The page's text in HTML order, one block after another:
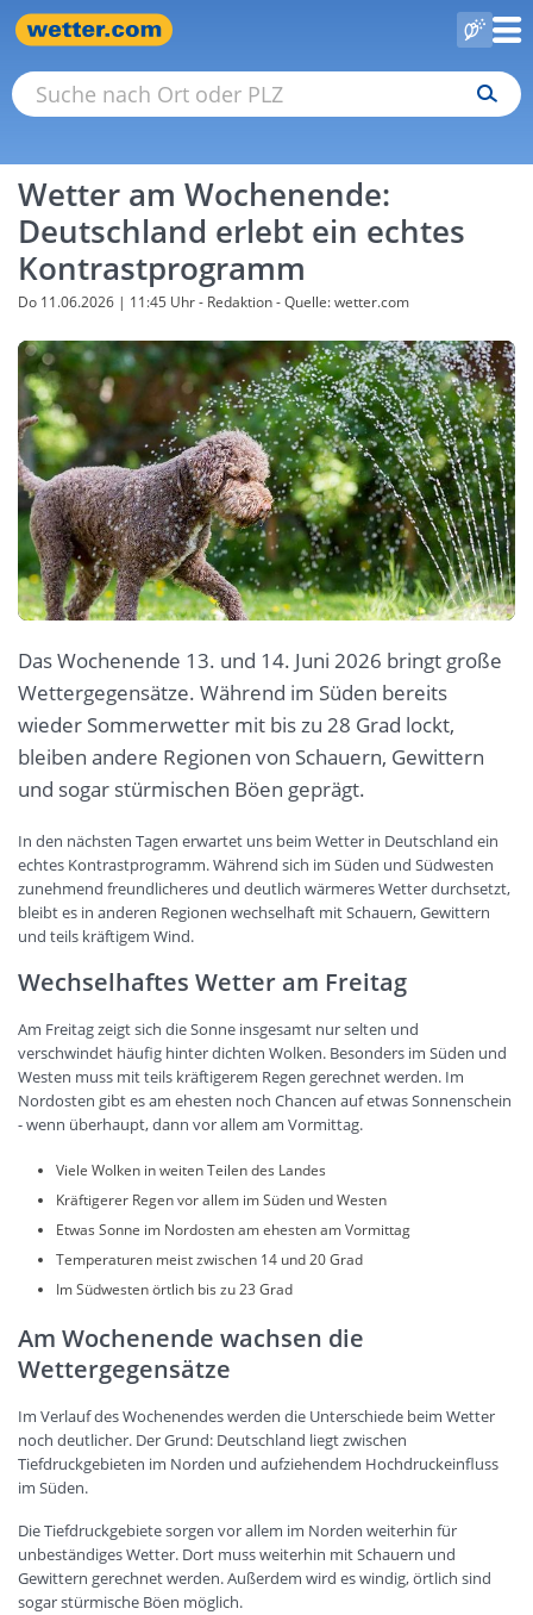
Wetter am Wochenende:
Deutschland erlebt ein echtes
Kontrastprogramm
Do 11.06.2026 | 11:45 Uhr- Redaktion - Quelle: wetter.com
Das Wochenende 13. und 14. Juni 2026 bringt große
Wettergegensätze. Während im Süden bereits
wieder Sommerwetter mit bis zu 28 Grad lockt,
bleiben andere Regionen von Schauern, Gewittern
und sogar stürmischen Böen geprägt.
In den nächsten Tagen erwartet uns beim Wetter in Deutschland ein
echtes Kontrastprogramm. Während sich im Süden und Südwesten
zunehmend freundlicheres und deutlich wärmeres Wetter durchsetzt,
bleibt es in anderen Regionen wechselhaft mit Schauern, Gewittern
und teils kräftigem Wind.
Wechselhaftes Wetter am Freitag
Am Freitag zeigt sich die Sonne insgesamt nur selten und
verschwindet häufig hinter dichten Wolken. Besonders im Süden und
Westen muss mit teils kräftigerem Regen gerechnet werden. Im
Nordosten gibt es am ehesten noch Chancen auf etwas Sonnenschein
- wenn überhaupt, dann vor allem am Vormittag.
Viele Wolken in weiten Teilen des Landes
Kräftigerer Regen vor allem im Süden und Westen
Etwas Sonne im Nordosten am ehesten am Vormittag
Temperaturen meist zwischen 14 und 20 Grad
Im Südwesten örtlich bis zu 23 Grad
Am Wochenende wachsen die
Wettergegensätze
Im Verlauf des Wochenendes werden die Unterschiede beim Wetter
noch deutlicher. Der Grund: Deutschland liegt zwischen
Tiefdruckgebieten im Norden und aufziehendem Hochdruckeinfluss
im Süden.
Die Tiefdruckgebiete sorgen vor allem im Norden weiterhin für
unbeständiges Wetter. Dort muss weiterhin mit Schauern und
Gewittern gerechnet werden. Außerdem wird es windig, örtlich sind
sogar stürmische Böen möglich.